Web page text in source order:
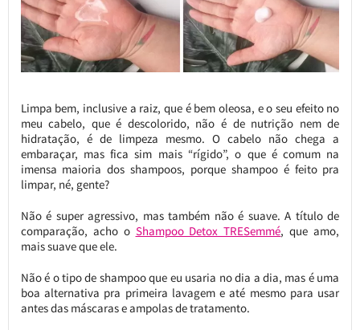
Limpa bem, inclusive a raiz, que é bem oleosa, e o seu efeito no
meu cabelo, que é descolorido, não é de nutrição nem de
hidratação, é de limpeza mesmo. O cabelo não chega a
embaraçar, mas fica sim mais “rígido”, o que é comum na
imensa maioria dos shampoos, porque shampoo é feito pra
limpar, né, gente?
Não é super agressivo, mas também não é suave. A título de
comparação, acho o Shampoo Detox TRESemmé, que amo,
mais suave que ele.
Não é o tipo de shampoo que eu usaria no dia a dia, mas é uma
boa alternativa pra primeira lavagem e até mesmo para usar
antes das máscaras e ampolas de tratamento.